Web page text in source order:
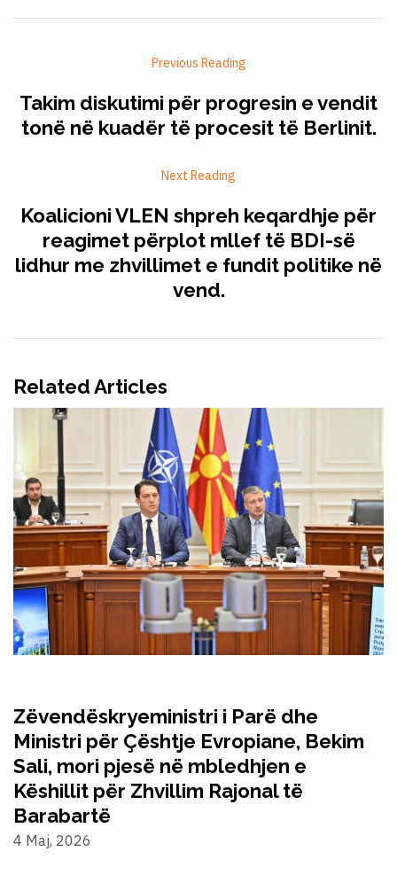
Previous Reading
Takim diskutimi për progresin e vendit
tonë në kuadër të procesit të Berlinit.
Next Reading
Koalicioni VLEN shpreh keqardhje për
reagimet përplot mllef të BDI-së
lidhur me zhvillimet e fundit politike në
vend.
Related Articles
Zëvendëskryeministri i Parë dhe
Ministri për Çështje Evropiane, Bekim
Sali, mori pjesë në mbledhjen e
Këshillit për Zhvillim Rajonal të
Barabartë
4 Maj, 2026